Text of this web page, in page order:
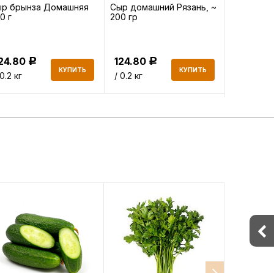
брынза Домашняя
г
Р
кг
КУПИТЬ
Сыр домашний Рязань, ~
200 гр
124.80 Р
/ 0.2 кг
КУПИТЬ